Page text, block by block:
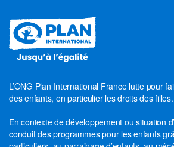
L’ONG Plan International France lutte pour
des enfants, en particulier les droits des filles.
En contexte de développement ou situation
conduit des programmes pour les enfants